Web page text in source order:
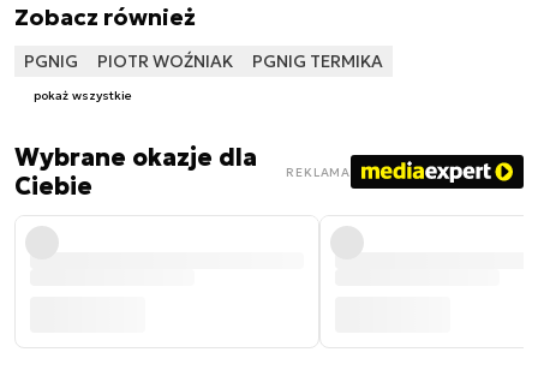
Zobacz również
PGNIG PIOTR WOŹNIAK PGNIG TERMIKA
pokaż wszystkie
Wybrane okazje dla
Ciebie
REKLAMA